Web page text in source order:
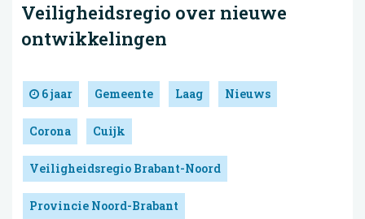
Veiligheidsregio over nieuwe
ontwikkelingen
6 jaar Gemeente Laag Nieuws
Corona Cuijk
Veiligheidsregio Brabant-Noord
Provincie Noord-Brabant